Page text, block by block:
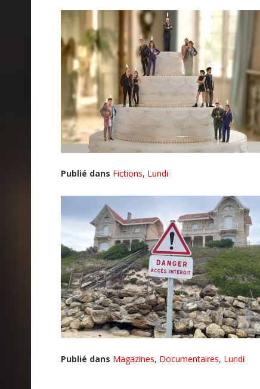
Publié dans Fictions, Lundi
Publié dans Magazines, Documentaires, Lundi